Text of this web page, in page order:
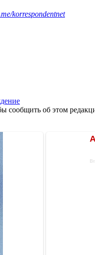
korrespondentnet
сообщить об этом